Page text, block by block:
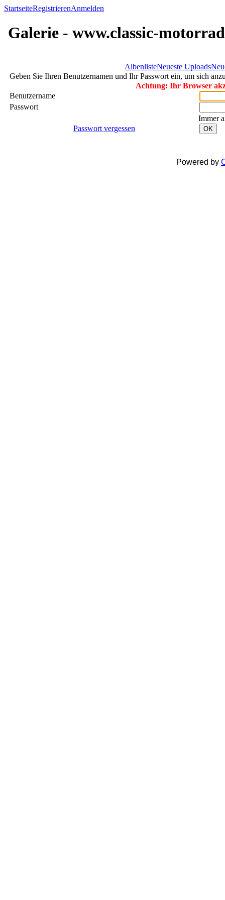
StartseiteRegistrierenAnmelden
Galerie - www.classic-
AlbenlisteNeueste Uploads
Geben Sie Ihren Benutzernamen und Ihr Passwort ein, um sich
Achtung: Ihr Browser
Benutzername
Passwort
Immer
Passwort vergessen
OK
Powered by